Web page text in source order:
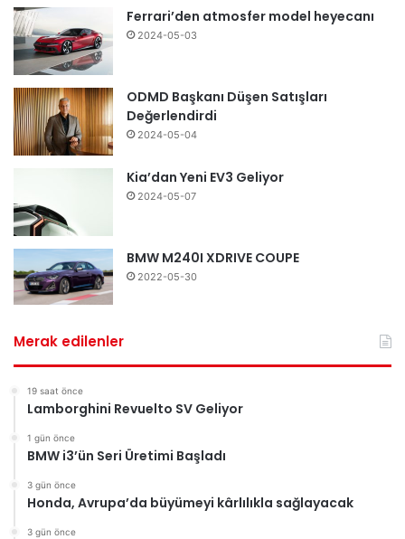
Ferrari’den atmosfer model heyecanı
2024-05-03
ODMD Başkanı Düşen Satışları
Değerlendirdi
2024-05-04
Kia’dan Yeni EV3 Geliyor
2024-05-07
BMW M240I XDRIVE COUPE
2022-05-30
Merak edilenler
19 saat önce
Lamborghini Revuelto SV Geliyor
1 gün önce
BMW i3’ün Seri Üretimi Başladı
3 gün önce
Honda, Avrupa’da büyümeyi kârlılıkla sağlayacak
3 gün önce